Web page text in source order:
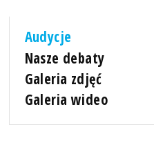
Audycje
Nasze debaty
Galeria zdjęć
Galeria wideo